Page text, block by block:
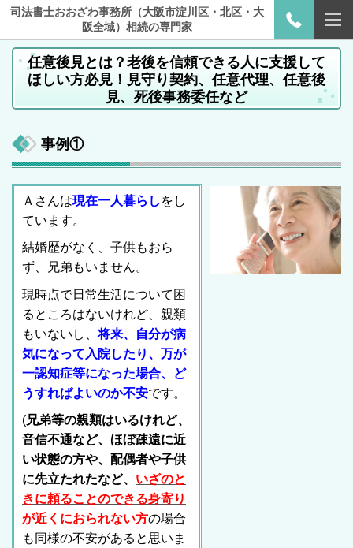
司法書士おおざわ事務所（大阪市淀川区・北区・大
阪全域）相続の専門家
任意後見とは？老後を信頼できる人に支援して
ほしい方必見！見守り契約、任意代理、任意後
見、死後事務委任など
事例①
Ａさんは現在一人暮らし をし
ています。
結婚歴がなく、子供もおら
ず、兄弟もいません。
現時点で日常生活について困
るところはないけれど、親類
もいないし、将来、自分が病
気になって入院したり、万が
一認知症等になった場合、ど
うすればよいのか不安です。
(兄弟等の親類はいるけれど、
音信不通など、ほぼ疎遠に近
い状態の方や、配偶者や子供
に先立たれたなど、 いざのと
きに頼ることのできる身寄り
が近くにおられない方の場合
も同様の不安があると思いま